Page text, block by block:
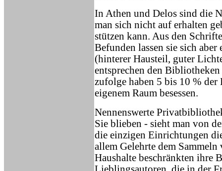
In Athen und Delos sind die
man sich nicht auf erhalten
stützen kann. Aus den
Befunden lassen sie sich
(hinterer Hausteil, guter
entsprechen den
zufolge haben 5 bis 10 %
eigenem Raum besessen.
Nennenswerte
Sie blieben - sieht man von
die einzigen Einrichtungen
allem Gelehrte dem
Haushalte beschränkten ihre